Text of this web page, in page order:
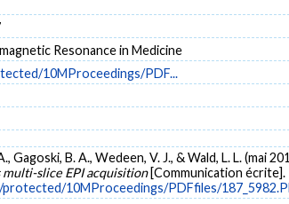
Resonance in Medicine
10MProceedings/PDF...
Gagoski, B. A., Wedeen, V. J., & Wald, L. L. (mai
slice EPI acquisition [Communication
10MProceedings/PDFfiles/